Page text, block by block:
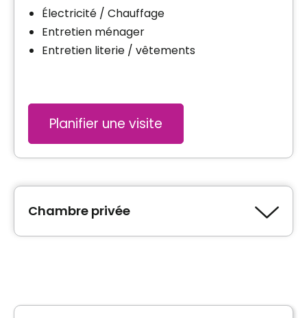
Électricité / Chauffage
Entretien ménager
Entretien literie / vêtements
Planifier une visite
Chambre privée